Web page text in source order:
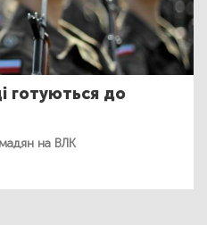
готуються до
на ВЛК